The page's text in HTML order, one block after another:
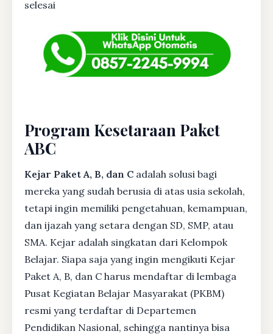
selesai
Program Kesetaraan Paket
ABC
Kejar Paket A, B, dan C adalah solusi bagi
mereka yang sudah berusia di atas usia sekolah,
tetapi ingin memiliki pengetahuan, kemampuan,
dan ijazah yang setara dengan SD, SMP, atau
SMA. Kejar adalah singkatan dari Kelompok
Belajar. Siapa saja yang ingin mengikuti Kejar
Paket A, B, dan C harus mendaftar di lembaga
Pusat Kegiatan Belajar Masyarakat (PKBM)
resmi yang terdaftar di Departemen
Pendidikan Nasional, sehingga nantinya bisa